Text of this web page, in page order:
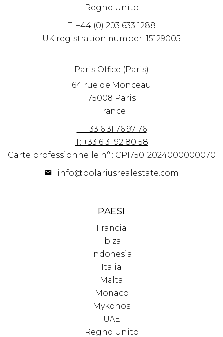
Regno Unito
T: +44 (0) 203 633 1288
UK registration number: 15129005
Paris Office (Paris)
64 rue de Monceau
75008 Paris
France
T :+33 6 31 76 97 76
T: +33 6 31 92 80 58
Carte professionnelle n° : CPI75012024000000070
info@polariusrealestate.com
PAESI
Francia
Ibiza
Indonesia
Italia
Malta
Monaco
Mykonos
UAE
Regno Unito